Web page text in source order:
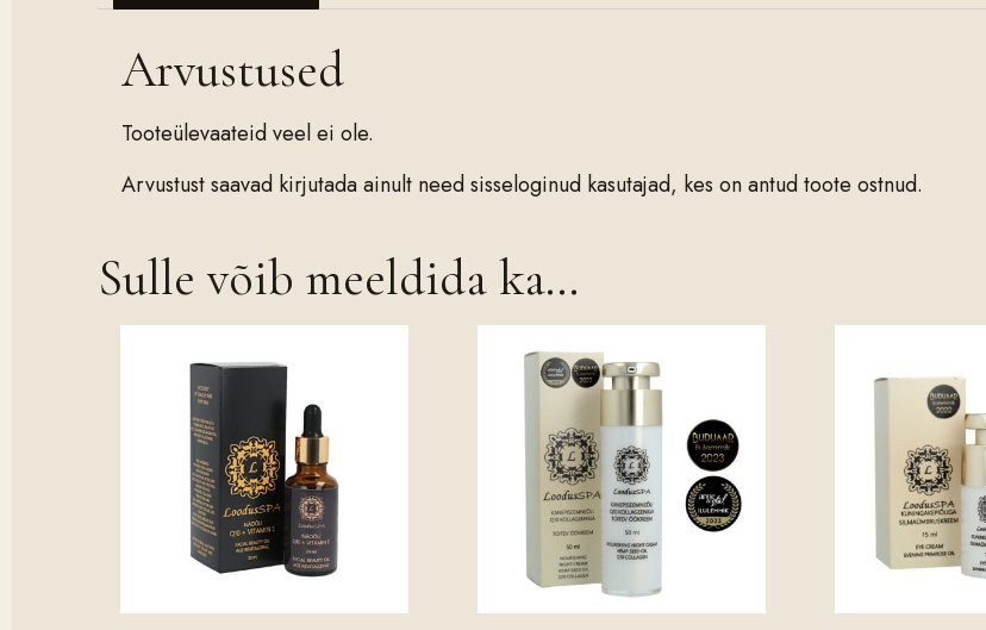
Arvustused
Tooteülevaateid veel ei ole.
Arvustust saavad kirjutada ainult need sisseloginud kasutajad, kes on antud toote ostnud.
Sulle võib meeldida ka…